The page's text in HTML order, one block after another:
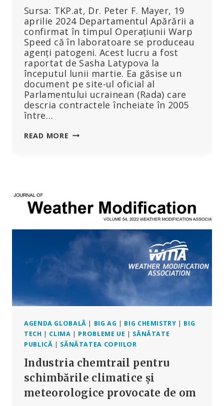
Sursa: TKP.at, Dr. Peter F. Mayer, 19
aprilie 2024 Departamentul Apărării a
confirmat în timpul Operațiunii Warp
Speed că în laboratoare se produceau
agenți patogeni. Acest lucru a fost
raportat de Sasha Latypova la
începutul lunii martie. Ea găsise un
document pe site-ul oficial al
Parlamentului ucrainean (Rada) care
descria contractele încheiate în 2005
între…
READ MORE BIOLABORATOARE
AGENȚI
PATOGENI
AGENDA GLOBALĂ | BIG AG | BIG CHEMISTRY | BIG
TECH | CLIMA | PROBLEME UE | SĂNĂTATE
PUBLICĂ | SĂNĂTATEA COPIILOR
Industria chemtrail pentru
schimbările climatice și
meteorologice provocate de om